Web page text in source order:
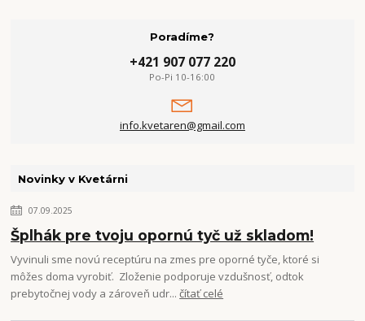
Poradíme?
+421 907 077 220
Po-Pi 10-16:00
info.kvetaren@gmail.com
Novinky v Kvetárni
07.09.2025
Šplhák pre tvoju opornú tyč už skladom!
Vyvinuli sme novú receptúru na zmes pre oporné tyče, ktoré si
môžes doma vyrobiť. Zloženie podporuje vzdušnosť, odtok
prebytočnej vody a zároveň udr...čítať celé